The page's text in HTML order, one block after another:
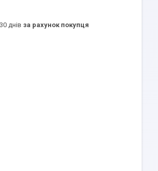
днів за рахунок покупця